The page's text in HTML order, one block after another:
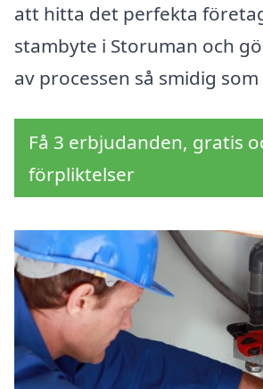
att hitta det perfekta
stambyte i Storuman och
av processen så smidig
Få 3 erbjudanden, gratis
förpliktelser